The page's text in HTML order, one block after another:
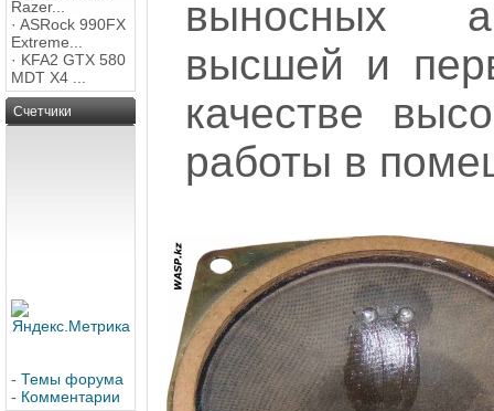
Razer...
· ASRock 990FX
Extreme...
· KFA2 GTX 580
MDT X4 ...
Счетчики
- Темы форума
- Комментарии
выносных
высшей и
качестве
работы в